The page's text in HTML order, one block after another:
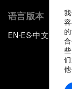
他
语言版本
EN ▪ES▪中文▪ 日本